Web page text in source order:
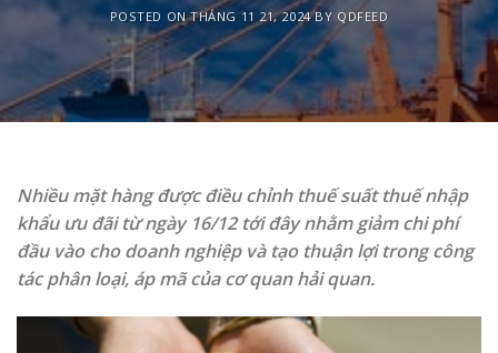
POSTED ONTHÁNG 11 21, 2024BY QDFEED
Nhiều mặt hàng được điều chỉnh thuế suất thuế nhập
khẩu ưu đãi từ ngày 16/12 tới đây nhằm giảm chi phí
đầu vào cho doanh nghiệp và tạo thuận lợi trong công
tác phân loại, áp mã của cơ quan hải quan.